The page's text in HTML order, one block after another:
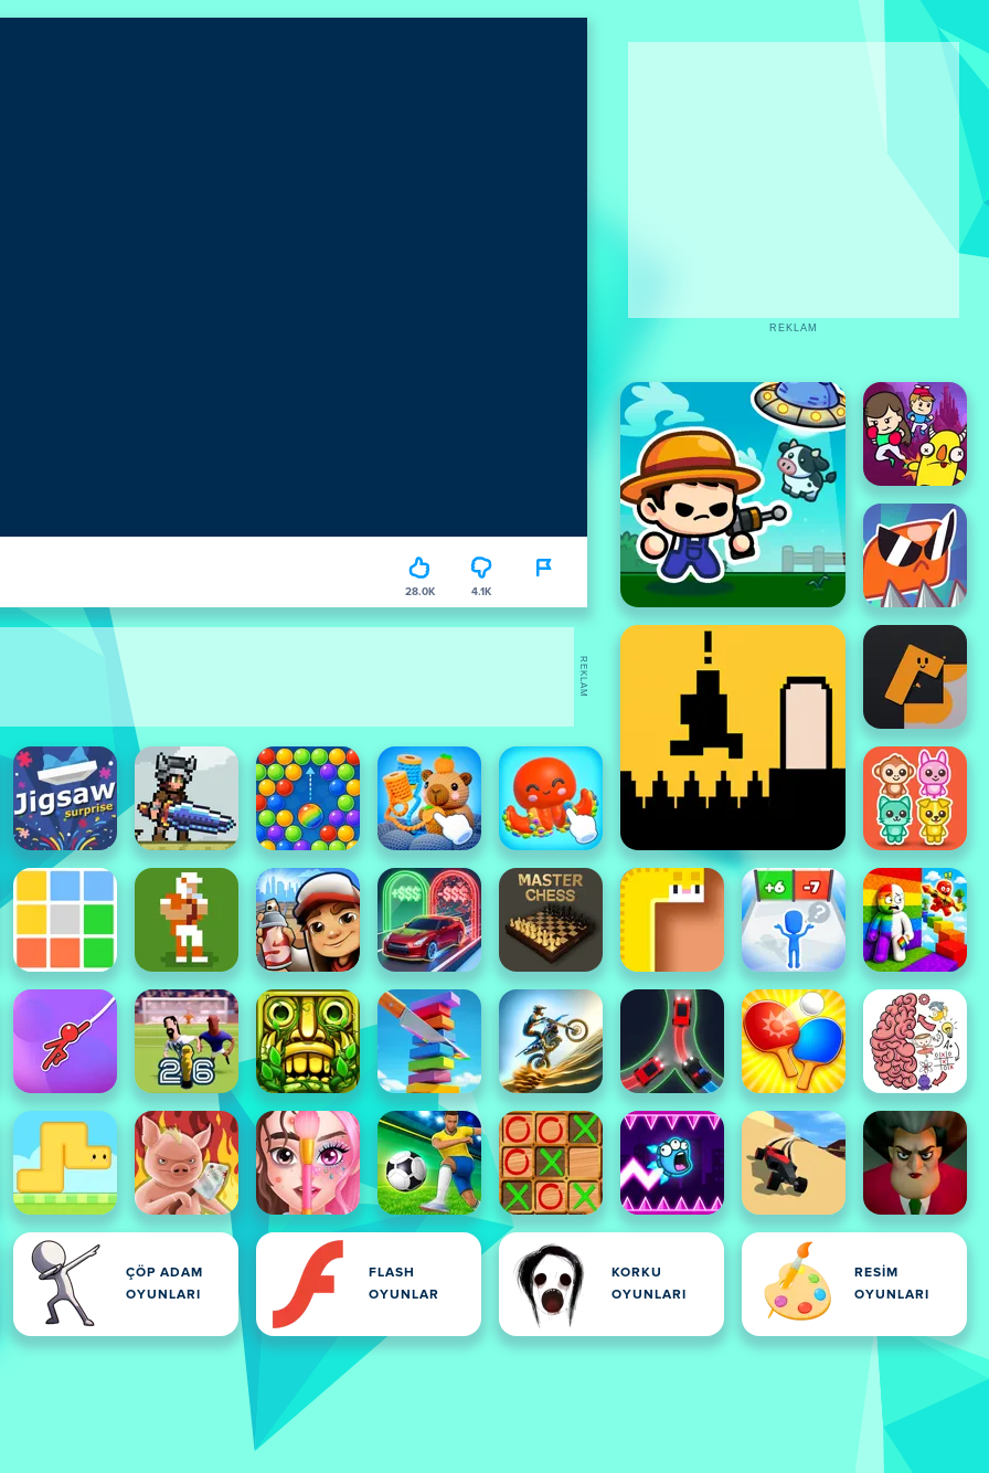
28.0K 4.1K
ÇÖP ADAM
OYUNLARI
FLASH
OYUNLAR
KORKU
OYUNLARI
RESIM
OYUNLARI
REKLAM
REKLAM